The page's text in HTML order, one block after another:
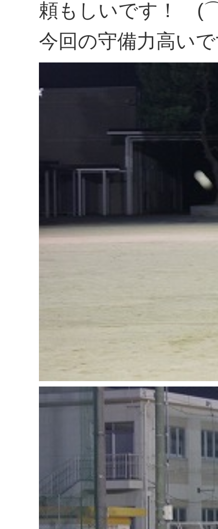
頼もしいです！
今回の守備力高い